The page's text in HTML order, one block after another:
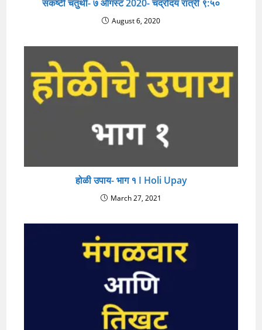
संकष्टी चतुर्थी- ७ ऑगस्ट 2020- चंद्रोदय रात्री ९:५०
August 6, 2020
होळी उपाय- भाग १ I Holi Upay
March 27, 2021